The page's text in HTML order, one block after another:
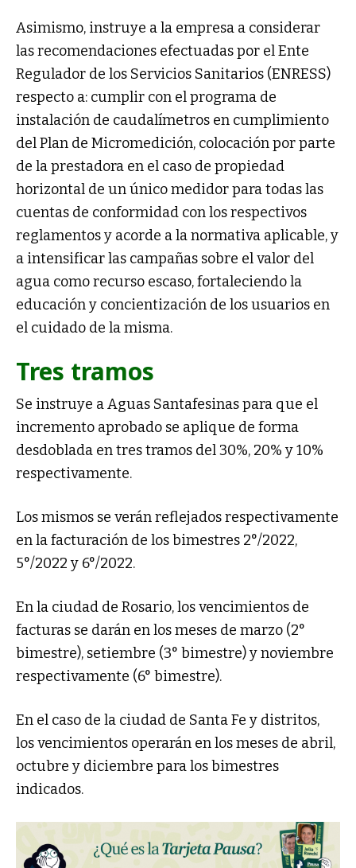
Asimismo, instruye a la empresa a considerar
las recomendaciones efectuadas por el Ente
Regulador de los Servicios Sanitarios (ENRESS)
respecto a: cumplir con el programa de
instalación de caudalímetros en cumplimiento
del Plan de Micromedición, colocación por parte
de la prestadora en el caso de propiedad
horizontal de un único medidor para todas las
cuentas de conformidad con los respectivos
reglamentos y acorde a la normativa aplicable, y
a intensificar las campañas sobre el valor del
agua como recurso escaso, fortaleciendo la
educación y concientización de los usuarios en
el cuidado de la misma.
Tres tramos
Se instruye a Aguas Santafesinas para que el
incremento aprobado se aplique de forma
desdoblada en tres tramos del 30%, 20% y 10%
respectivamente.
Los mismos se verán reflejados respectivamente
en la facturación de los bimestres 2°/2022,
5°/2022 y 6°/2022.
En la ciudad de Rosario, los vencimientos de
facturas se darán en los meses de marzo (2°
bimestre), setiembre (3° bimestre) y noviembre
respectivamente (6° bimestre).
En el caso de la ciudad de Santa Fe y distritos,
los vencimientos operarán en los meses de abril,
octubre y diciembre para los bimestres
indicados.